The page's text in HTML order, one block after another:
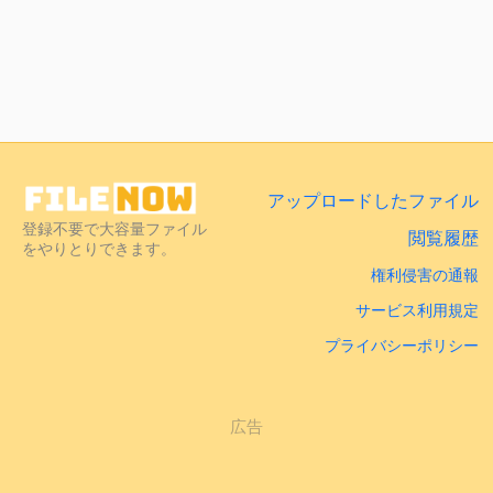
登録不要で大容量ファイル
をやりとりできます。
アップロードしたファイル
閲覧履歴
権利侵害の通報
サービス利用規定
プライバシーポリシー
広告